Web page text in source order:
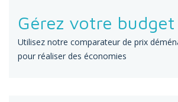
Gérez votre budget
Utilisez notre comparateur de prix
pour réaliser des économies